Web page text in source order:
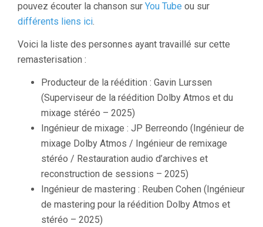
pouvez écouter la chanson sur You Tube ou sur
différents liens ici.
Voici la liste des personnes ayant travaillé sur cette
remasterisation :
Producteur de la réédition : Gavin Lurssen
(Superviseur de la réédition Dolby Atmos et du
mixage stéréo – 2025)
Ingénieur de mixage : JP Berreondo (Ingénieur de
mixage Dolby Atmos / Ingénieur de remixage
stéréo / Restauration audio d’archives et
reconstruction de sessions – 2025)
Ingénieur de mastering : Reuben Cohen (Ingénieur
de mastering pour la réédition Dolby Atmos et
stéréo – 2025)